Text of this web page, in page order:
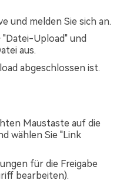
und melden Sie sich an.
"Datei-Upload" und
aus.
abgeschlossen ist.
Maustaste auf die
wählen Sie "Link
für die Freigabe
bearbeiten).